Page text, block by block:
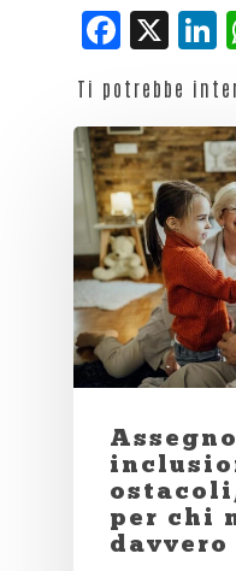
X
Ti potrebbe
per chi